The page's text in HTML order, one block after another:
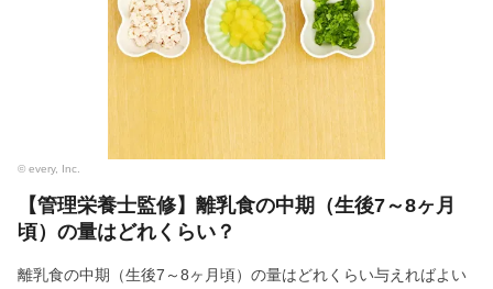
© every, Inc.
【管理栄養士監修】離乳食の中期（生後7～8ヶ月
頃）の量はどれくらい？
離乳食の中期（生後7～8ヶ月頃）の量はどれくらい与えればよい